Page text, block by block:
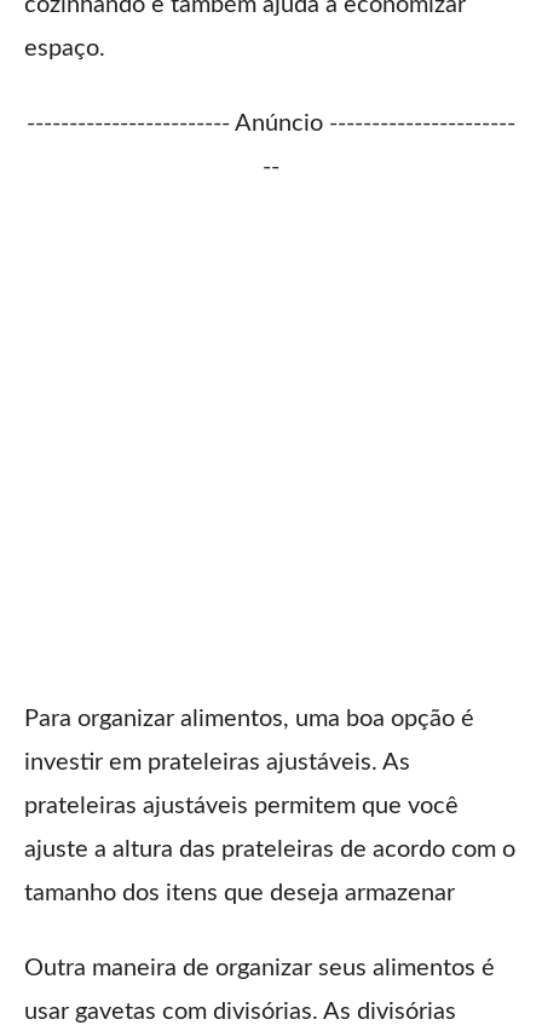
espaço.
------------------------ Anúncio ----------------------
--
Para organizar alimentos, uma boa opção é
investir em prateleiras ajustáveis. As
prateleiras ajustáveis permitem que você
ajuste a altura das prateleiras de acordo com o
tamanho dos itens que deseja armazenar
Outra maneira de organizar seus alimentos é
usar gavetas com divisórias. As divisórias